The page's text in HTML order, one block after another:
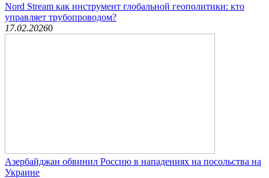
Nord Stream как инструмент глобальной геополитики: кто
управляет трубопроводом?
17.02.20260
Азербайджан обвинил Россию в нападениях на посольства на
Украине